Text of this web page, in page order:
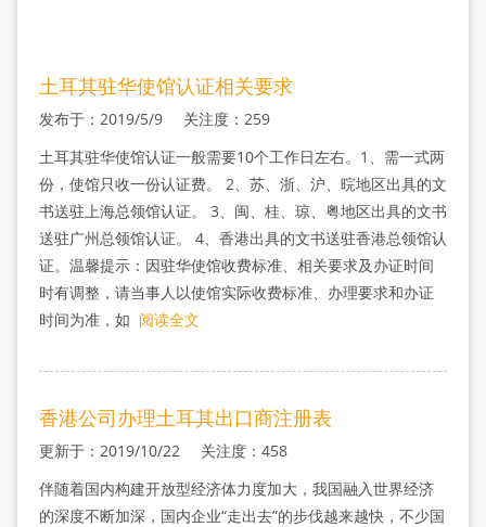
土耳其驻华使馆认证相关要求
发布于：2019/5/9 关注度：259
土耳其驻华使馆认证一般需要10个工作日左右。1、需一式两
份，使馆只收一份认证费。 2、苏、浙、沪、晥地区出具的文
书送驻上海总领馆认证。 3、闽、桂、琼、粤地区出具的文书
送驻广州总领馆认证。 4、香港出具的文书送驻香港总领馆认
证。温馨提示：因驻华使馆收费标准、相关要求及办证时间
时有调整，请当事人以使馆实际收费标准、办理要求和办证
时间为准，如 阅读全文
香港公司办理土耳其出口商注册表
更新于：2019/10/22 关注度：458
伴随着国内构建开放型经济体力度加大，我国融入世界经济
的深度不断加深，国内企业“走出去”的步伐越来越快，不少国